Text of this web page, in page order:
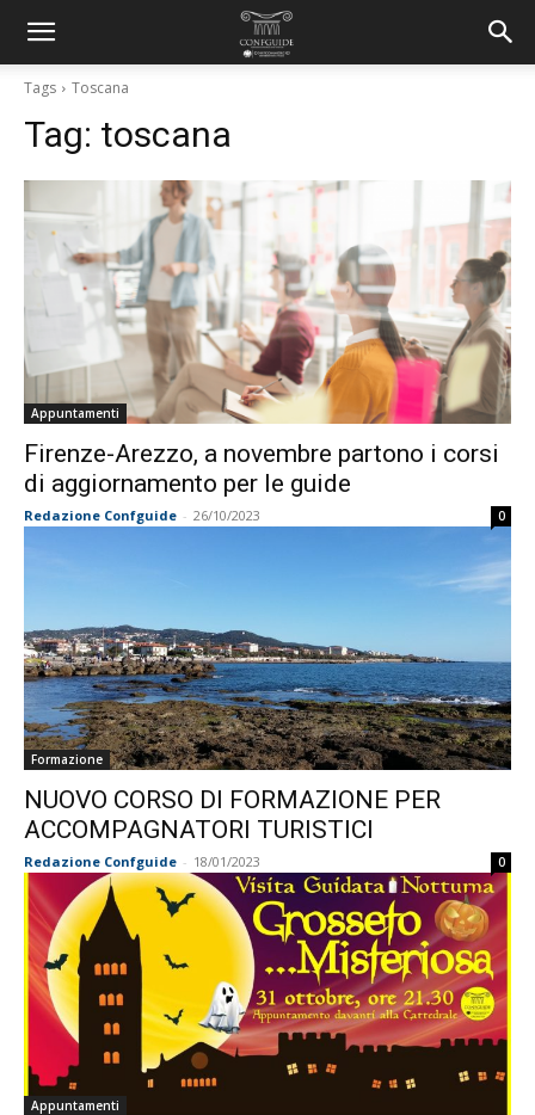
Tags Toscana
Tag: toscana
Appuntamenti
Firenze-Arezzo, a novembre partono i corsi
di aggiornamento per le guide
Redazione Confguide - 26/10/2023 0
Formazione
NUOVO CORSO DI FORMAZIONE PER
ACCOMPAGNATORI TURISTICI
Redazione Confguide - 18/01/2023 0
Appuntamenti